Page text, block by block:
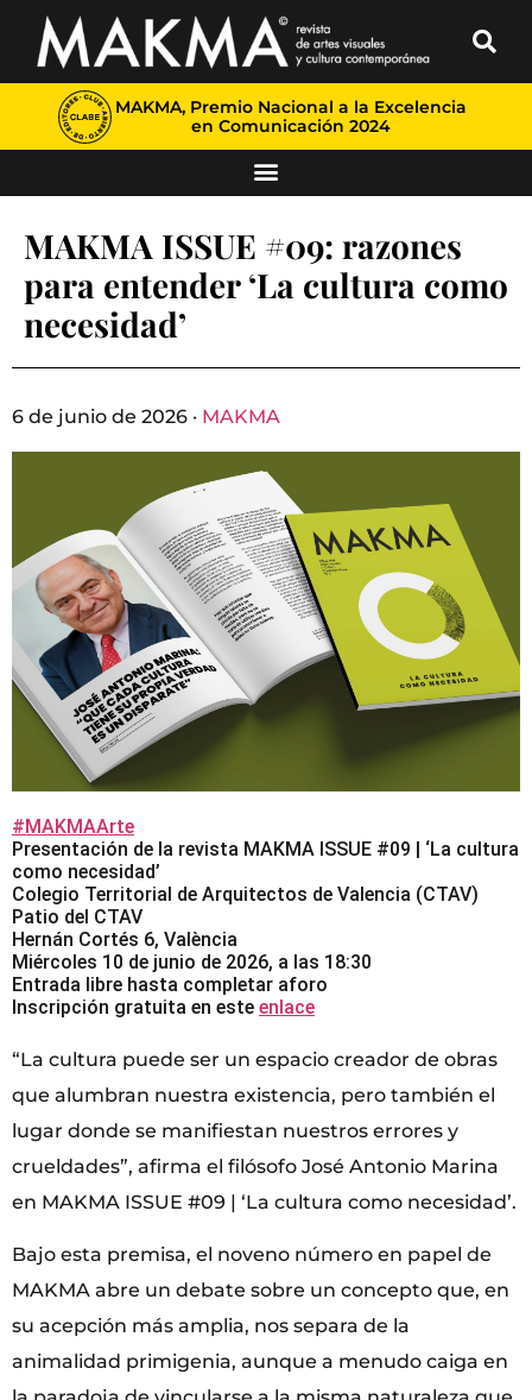
MAKMA, Premio Nacional a la Excelencia
en Comunicación 2024
MAKMA ISSUE #09: razones
para entender ‘La cultura como
necesidad’
6 de junio de 2026 · MAKMA
#MAKMAArte
Presentación de la revista MAKMA ISSUE #09 | ‘La cultura
como necesidad’
Colegio Territorial de Arquitectos de Valencia (CTAV)
Patio del CTAV
Hernán Cortés 6, València
Miércoles 10 de junio de 2026, a las 18:30
Entrada libre hasta completar aforo
Inscripción gratuita en este enlace
“La cultura puede ser un espacio creador de obras
que alumbran nuestra existencia, pero también el
lugar donde se manifiestan nuestros errores y
crueldades”, afirma el filósofo José Antonio Marina
en MAKMA ISSUE #09 | ‘La cultura como necesidad’.
Bajo esta premisa, el noveno número en papel de
MAKMA abre un debate sobre un concepto que, en
su acepción más amplia, nos separa de la
animalidad primigenia, aunque a menudo caiga en